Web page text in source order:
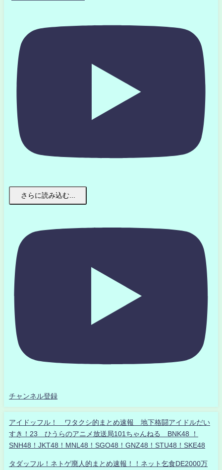
さらに読み込む...
チャンネル登録
アイドッフル！ ワタクシ的まとめ速報 地下格闘アイドルだい
すき！23 ひうらのアニメ放送局101ちゃんねる BNK48 ！
SNH48！JKT48！MNL48！SGO48！GNZ48！STU48！SKE48
タダッフル！ネトゲ廃人的まとめ速報！！ネット乞食DE2000万